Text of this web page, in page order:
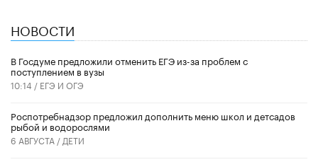
НОВОСТИ
В Госдуме предложили отменить ЕГЭ из-за проблем с
поступлением в вузы
10:14 / ЕГЭ И ОГЭ
Роспотребнадзор предложил дополнить меню школ и детсадов
рыбой и водорослями
6 АВГУСТА / ДЕТИ